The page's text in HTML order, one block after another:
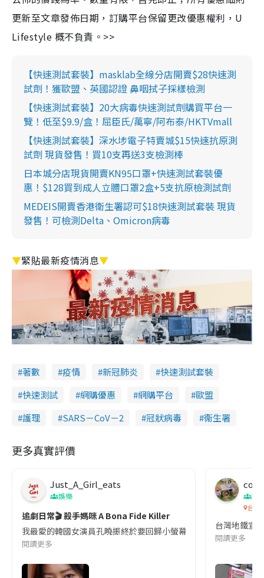
更新至文章發佈日期，訂購平台保留更改優惠權利，U
Lifestyle 概不負責。>>
【快速測試套裝】masklab全線分店開賣$28快速測
試劑！獲歐盟、英國認證 鼻咽拭子採樣檢測
【快速測試套裝】20大病毒快速測試劑購買平台一
覽！低至$9.9/盒！屈臣氏/萬寧/阿布泰/HKTVmall
【快速測試套裝】深水埗電子特賣城$15快速抗原測
試劑 現貨發售！買10支再送3支檢測棒
日本城分店現貨開賣KN95口罩+快速測試套裝優
惠！$128買到成人立體口罩2盒+5支抗原檢測試劑
MEDEIS開賣香港衛生署認可$18快速測試套裝 現貨
發售！可檢測Delta、Omicron病毒
▼緊貼最新疫情消息▼
著數 疫情 新冠肺炎
快速測試套裝
快速測試
網購優惠 網購平台
歐盟
護理
SARS－CoV－2 冠狀病毒 衞生署
更多真實評價
Just_A_Girl_eats
娛樂
追劇日常🎬 殺手媽咪 A Bona Fide Killer
我最愛的韓國女演員孔曉振終於要回歸小螢幕啦!這次的劇本改編
閱讀更多
co
吹
台灣
台灣地鐵宣
閱讀更多